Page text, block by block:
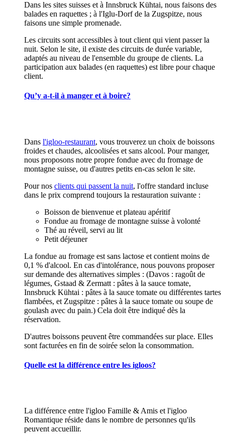
Dans les sites suisses et à Innsbruck Kühtai, nous faisons des
balades en raquettes ; à l'Iglu-Dorf de la Zugspitze, nous
faisons une simple promenade.
Les circuits sont accessibles à tout client qui vient passer la
nuit. Selon le site, il existe des circuits de durée variable,
adaptés au niveau de l'ensemble du groupe de clients. La
participation aux balades (en raquettes) est libre pour chaque
client.
Qu’y a-t-il à manger et à boire?
Dans l'igloo-restaurant, vous trouverez un choix de boissons
froides et chaudes, alcoolisées et sans alcool. Pour manger,
nous proposons notre propre fondue avec du fromage de
montagne suisse, ou d'autres petits en-cas selon le site.
Pour nos clients qui passent la nuit, l'offre standard incluse
dans le prix comprend toujours la restauration suivante :
Boisson de bienvenue et plateau apéritif
Fondue au fromage de montagne suisse à volonté
Thé au réveil, servi au lit
Petit déjeuner
La fondue au fromage est sans lactose et contient moins de
0,1 % d'alcool. En cas d'intolérance, nous pouvons proposer
sur demande des alternatives simples : (Davos : ragoût de
légumes, Gstaad & Zermatt : pâtes à la sauce tomate,
Innsbruck Kühtai : pâtes à la sauce tomate ou différentes tartes
flambées, et Zugspitze : pâtes à la sauce tomate ou soupe de
goulash avec du pain.) Cela doit être indiqué dès la
réservation.
D'autres boissons peuvent être commandées sur place. Elles
sont facturées en fin de soirée selon la consommation.
Quelle est la différence entre les igloos?
La différence entre l'igloo Famille & Amis et l'igloo
Romantique réside dans le nombre de personnes qu'ils
peuvent accueillir.